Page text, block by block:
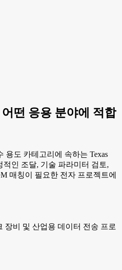
어떤 응용 분야에 적합
용도 카테고리에 속하는 Texas
적인 조달, 기술 파라미터 검토,
매칭이 필요한 전자 프로젝트에
장비 및 산업용 데이터 전송 프로